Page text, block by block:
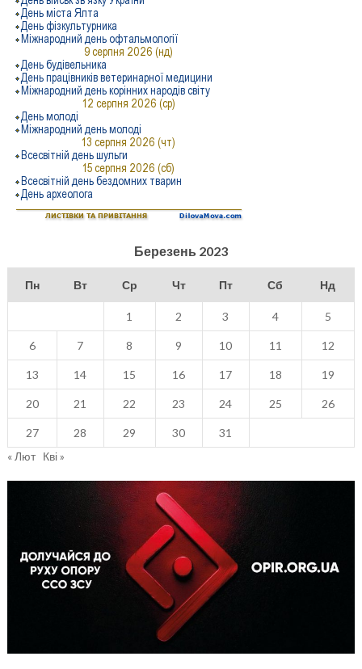
Березень 2023
Пн Вт Ср Чт Пт Сб Нд
1 2 3 4 5
6 7 8 9 10 11 12
13 14 15 16 17 18 19
20 21 22 23 24 25 26
27 28 29 30
31
« Лют Кві »